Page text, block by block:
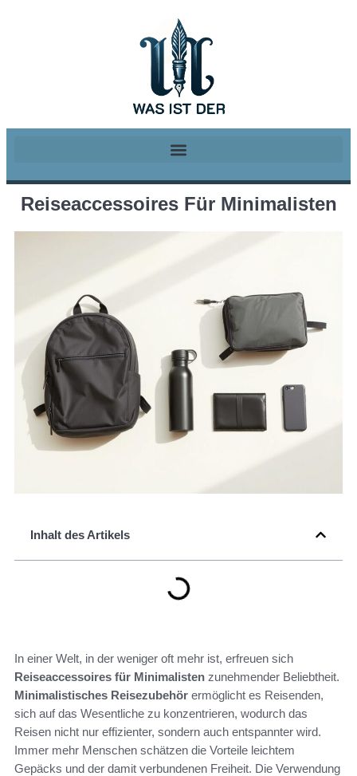
Reiseaccessoires Für Minimalisten
Inhalt des Artikels
In einer Welt, in der weniger oft mehr ist, erfreuen sich
Reiseaccessoires für Minimalisten zunehmender Beliebtheit.
Minimalistisches Reisezubehör ermöglicht es Reisenden,
sich auf das Wesentliche zu konzentrieren, wodurch das
Reisen nicht nur effizienter, sondern auch entspannter wird.
Immer mehr Menschen schätzen die Vorteile leichtem
Gepäcks und der damit verbundenen Freiheit. Die Verwendung